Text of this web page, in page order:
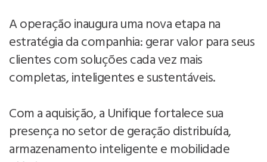
A operação inaugura uma nova etapa na
estratégia da companhia: gerar valor para seus
clientes com soluções cada vez mais
completas, inteligentes e sustentáveis.
Com a aquisição, a Unifique fortalece sua
presença no setor de geração distribuída,
armazenamento inteligente e mobilidade